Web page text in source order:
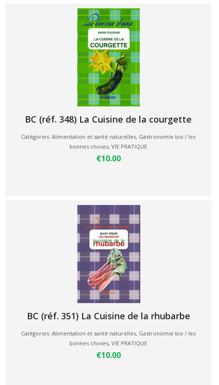
BC (réf. 348) La Cuisine de la courgette
Catégories: Alimentation et santé naturelles, Gastronomie bio / les
bonnes choses, VIE PRATIQUE
€10.00
BC (réf. 351) La Cuisine de la rhubarbe
Catégories: Alimentation et santé naturelles, Gastronomie bio / les
bonnes choses, VIE PRATIQUE
€10.00